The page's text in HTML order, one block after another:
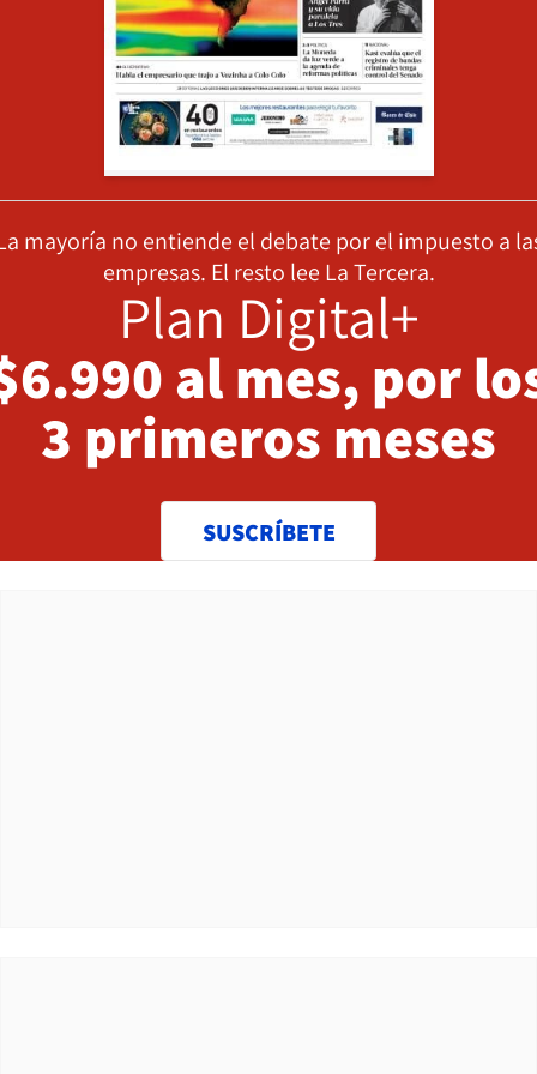
mayoría no entiende el debate por el impuesto a
empresas. El resto lee La Tercera.
Plan Digital+
al mes, por
3 primeros meses
SUSCRÍBETE